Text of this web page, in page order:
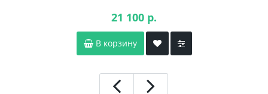
21 100 р.
В корзину